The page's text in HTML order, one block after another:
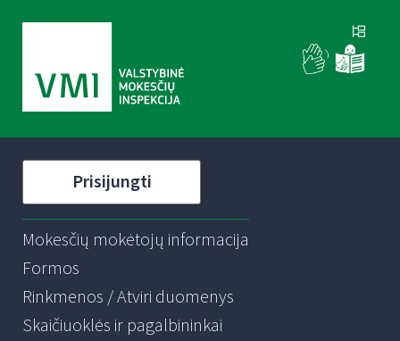
Prisijungti
Mokesčių mokėtojų informacija
Formos
Rinkmenos / Atviri duomenys
Skaičiuoklės ir pagalbininkai